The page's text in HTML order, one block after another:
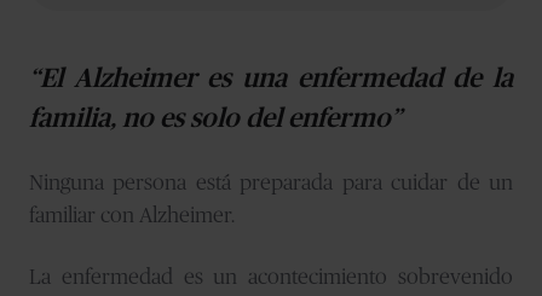
“El Alzheimer es una enfermedad de la
familia, no es solo del enfermo”
Ninguna persona está preparada para cuidar de un
familiar con Alzheimer.
La enfermedad es un acontecimiento sobrevenido